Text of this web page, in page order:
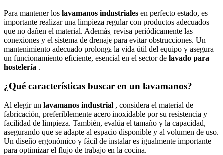
Para mantener los lavamanos industriales en perfecto estado, es
importante realizar una limpieza regular con productos adecuados
que no dañen el material. Además, revisa periódicamente las
conexiones y el sistema de drenaje para evitar obstrucciones. Un
mantenimiento adecuado prolonga la vida útil del equipo y asegura
un funcionamiento eficiente, esencial en el sector de lavado para
hostelería .
¿Qué características buscar en un lavamanos?
Al elegir un lavamanos industrial , considera el material de
fabricación, preferiblemente acero inoxidable por su resistencia y
facilidad de limpieza. También, evalúa el tamaño y la capacidad,
asegurando que se adapte al espacio disponible y al volumen de uso.
Un diseño ergonómico y fácil de instalar es igualmente importante
para optimizar el flujo de trabajo en la cocina.